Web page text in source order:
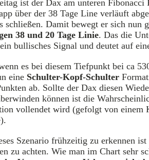
ist der Dax am unteren Fibonacci
über der 38 Tage Line verläuft
schließen. Damit bewegt er sich nun
38 und 20 Tage Linie. Das die
bullisches Signal und deutet auf
es bei diesem Tiefpunkt bei ca
eine Schulter-Kopf-Schulter
ab. Sollte der Dax diesen
können ist die
vollendet wird (gefolgt von einem
Szenario frühzeitig zu erkennen ist
zu achten. Wie man im Chart sehr